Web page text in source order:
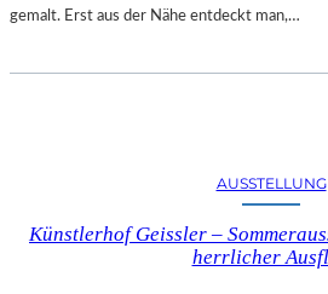
gemalt. Erst aus der Nähe entdeckt man,…
AUSSTELLUNG
Künstlerhof Geissler –
herrlicher